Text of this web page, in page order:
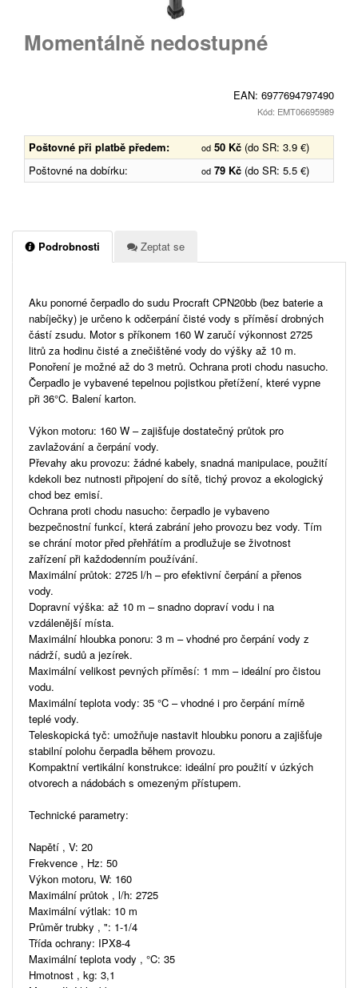
Momentálně nedostupné
EAN: 6977694797490
Kód: EMT06695989
Poštovné při platbě předem: od 50 Kč (do SR: 3.9 €)
Poštovné na dobírku:
od 79 Kč (do SR: 5.5 €)
Podrobnosti Zeptat se
Aku ponorné čerpadlo do sudu Procraft CPN20bb (bez baterie a
nabíječky) je určeno k odčerpání čisté vody s příměsí drobných
částí zsudu. Motor s příkonem 160 W zaručí výkonnost 2725
litrů za hodinu čisté a znečištěné vody do výšky až 10 m.
Ponoření je možné až do 3 metrů. Ochrana proti chodu nasucho.
Čerpadlo je vybavené tepelnou pojistkou přetížení, které vypne
při 36°C. Balení karton.
Výkon motoru: 160 W – zajišťuje dostatečný průtok pro
zavlažování a čerpání vody.
Převahy aku provozu: žádné kabely, snadná manipulace, použití
kdekoli bez nutnosti připojení do sítě, tichý provoz a ekologický
chod bez emisí.
Ochrana proti chodu nasucho: čerpadlo je vybaveno
bezpečnostní funkcí, která zabrání jeho provozu bez vody. Tím
se chrání motor před přehřátím a prodlužuje se životnost
zařízení při každodenním používání.
Maximální průtok: 2725 l/h – pro efektivní čerpání a přenos
vody.
Dopravní výška: až 10 m – snadno dopraví vodu i na
vzdálenější místa.
Maximální hloubka ponoru: 3 m – vhodné pro čerpání vody z
nádrží, sudů a jezírek.
Maximální velikost pevných příměsí: 1 mm – ideální pro čistou
vodu.
Maximální teplota vody: 35 °C – vhodné i pro čerpání mírně
teplé vody.
Teleskopická tyč: umožňuje nastavit hloubku ponoru a zajišťuje
stabilní polohu čerpadla během provozu.
Kompaktní vertikální konstrukce: ideální pro použití v úzkých
otvorech a nádobách s omezeným přístupem.
Technické parametry:
Napětí , V: 20
Frekvence , Hz: 50
Výkon motoru, W: 160
Maximální průtok , l/h: 2725
Maximální výtlak: 10 m
Průměr trubky , ": 1-1/4
Třída ochrany: IPX8-4
Maximální teplota vody , °C: 35
Hmotnost , kg: 3,1